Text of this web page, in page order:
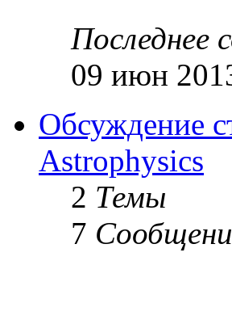
Последнее
09 июн
Обсуждение
Astrophysics
2 Темы
7